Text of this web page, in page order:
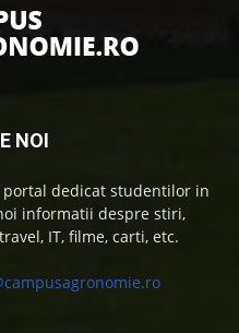
NOI
dedicat studentilor in
informatii despre stiri,
IT, filme, carti, etc.